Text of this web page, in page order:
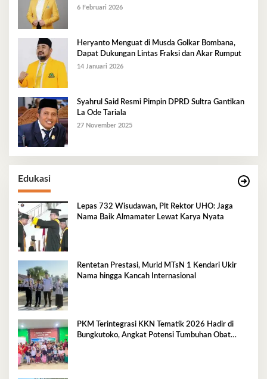
Golkar Mubar
6 Februari 2026
Heryanto Menguat di Musda Golkar Bombana,
Dapat Dukungan Lintas Fraksi dan Akar Rumput
14 Januari 2026
Syahrul Said Resmi Pimpin DPRD Sultra Gantikan
La Ode Tariala
27 November 2025
Edukasi
Lepas 732 Wisudawan, Plt Rektor UHO: Jaga
Nama Baik Almamater Lewat Karya Nyata
Rentetan Prestasi, Murid MTsN 1 Kendari Ukir
Nama hingga Kancah Internasional
PKM Terintegrasi KKN Tematik 2026 Hadir di
Bungkutoko, Angkat Potensi Tumbuhan Obat